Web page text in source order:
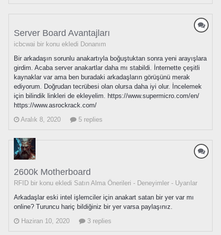
Server Board Avantajları
icbcwai bir konu ekledi Donanım
Bir arkadaşın sorunlu anakartıyla boğuştuktan sonra yeni arayışlara
girdim. Acaba server anakartlar daha mı stabildi. İnternette çeşitli
kaynaklar var ama ben buradaki arkadaşların görüşünü merak
ediyorum. Doğrudan tecrübesi olan olursa daha iyi olur. İncelemek
için bilindik linkleri de ekleyelim. https://www.supermicro.com/en/
https://www.asrockrack.com/
Aralık 8, 2020
5 replies
2600k Motherboard
RFID bir konu ekledi Satın Alma Önerileri - Deneyimler - Uyarılar
Arkadaşlar eski intel işlemciler için anakart satan bir yer var mı
online? Turuncu hariç bildiğiniz bir yer varsa paylaşınız.
Haziran 10, 2020
3 replies